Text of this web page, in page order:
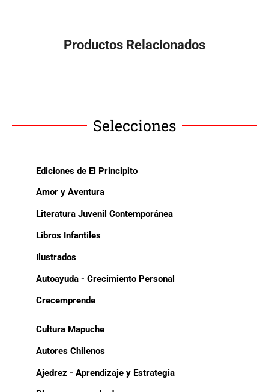
Productos Relacionados
Selecciones
Ediciones de El Principito
Amor y Aventura
Literatura Juvenil Contemporánea
Libros Infantiles
Ilustrados
Autoayuda - Crecimiento Personal
Crecemprende
Cultura Mapuche
Autores Chilenos
Ajedrez - Aprendizaje y Estrategia